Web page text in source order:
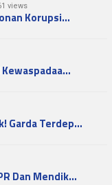
views
Korupsi…
Kewaspadaa…
Garda Terdep…
Dan Mendik…